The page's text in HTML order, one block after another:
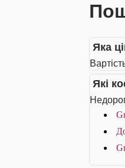
Яка
Які